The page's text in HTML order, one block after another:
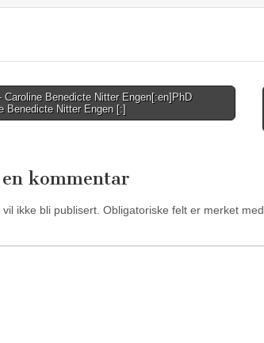
Benedicte Nitter Engen[:en]PhD
Benedicte Nitter Engen [:]
kommentar
ikke bli publisert. Obligatoriske felt er merket med